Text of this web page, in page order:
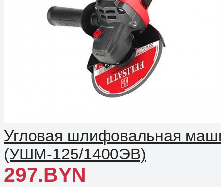
Угловая шлифовальная
(УШМ-125/1400ЭВ)
297.BYN